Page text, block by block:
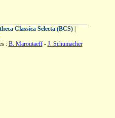
Classica Selecta (BCS)|
: B. Maroutaeff- J. Schumacher